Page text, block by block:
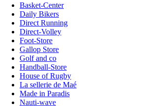
Basket-Center
Daily Bikers
Direct Running
Direct-Volley
Foot-Store
Gallop Store
Golf and co
Handball-Store
House of Rugby
La sellerie de Maé
Made in Paradis
Nauti-wave